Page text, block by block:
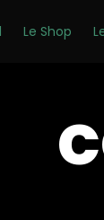
Le Shop